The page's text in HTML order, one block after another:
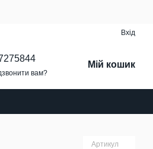
Вхід
вам?
Мій кошик
Артикул